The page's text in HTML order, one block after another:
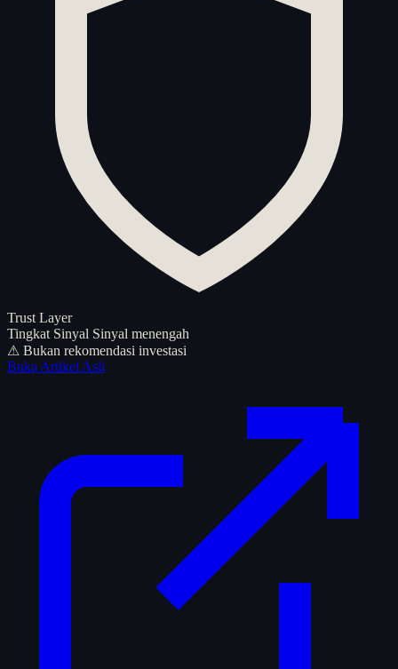
Trust Layer
Tingkat Sinyal Sinyal menengah
⚠ Bukan rekomendasi investasi
Buka Artikel Asli